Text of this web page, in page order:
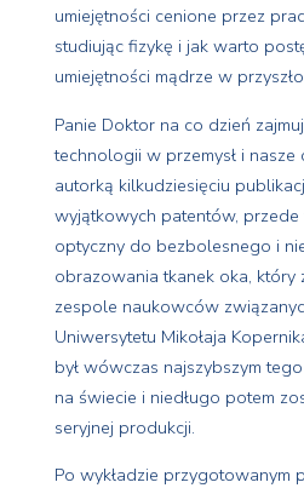
umiejętności cenione przez
studiując fizykę i jak warto
umiejętności mądrze w
Panie Doktor na co dzień
technologii w przemysł i nasze
autorką kilkudziesięciu
wyjątkowych patentów,
optyczny do bezbolesnego i
obrazowania tkanek oka, który
zespole naukowców
Uniwersytetu Mikołaja
był wówczas najszybszym
na świecie i niedługo potem
seryjnej produkcji.
Po wykładzie przygotowanym